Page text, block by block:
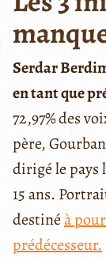
Serdar
en tant que
72,97% des
père,
dirigé le pays
15 ans.
destinéà
prédécesseur.